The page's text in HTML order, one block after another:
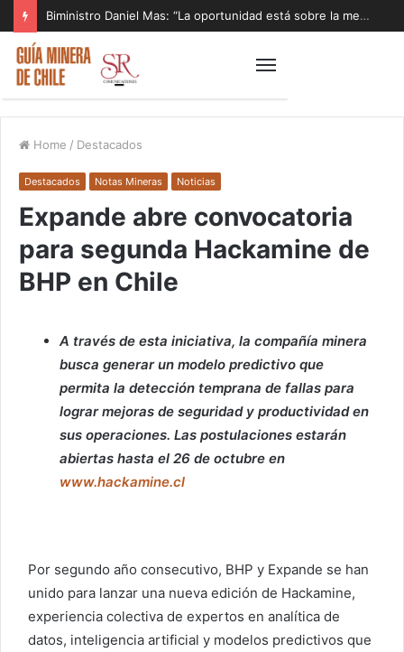
Biministro Daniel Mas: “La oportunidad está sobre la mesa y tenemos que aprovecharla”
Home / Destacados
Destacados Notas Mineras Noticias
Expande abre convocatoria
para segunda Hackamine de
BHP en Chile
A través de esta iniciativa, la compañía minera
busca generar un modelo predictivo que
permita la detección temprana de fallas para
lograr mejoras de seguridad y productividad en
sus operaciones. Las postulaciones estarán
abiertas hasta el 26 de octubre en
www.hackamine.cl
Por segundo año consecutivo, BHP y Expande se han
unido para lanzar una nueva edición de Hackamine,
experiencia colectiva de expertos en analítica de
datos, inteligencia artificial y modelos predictivos que